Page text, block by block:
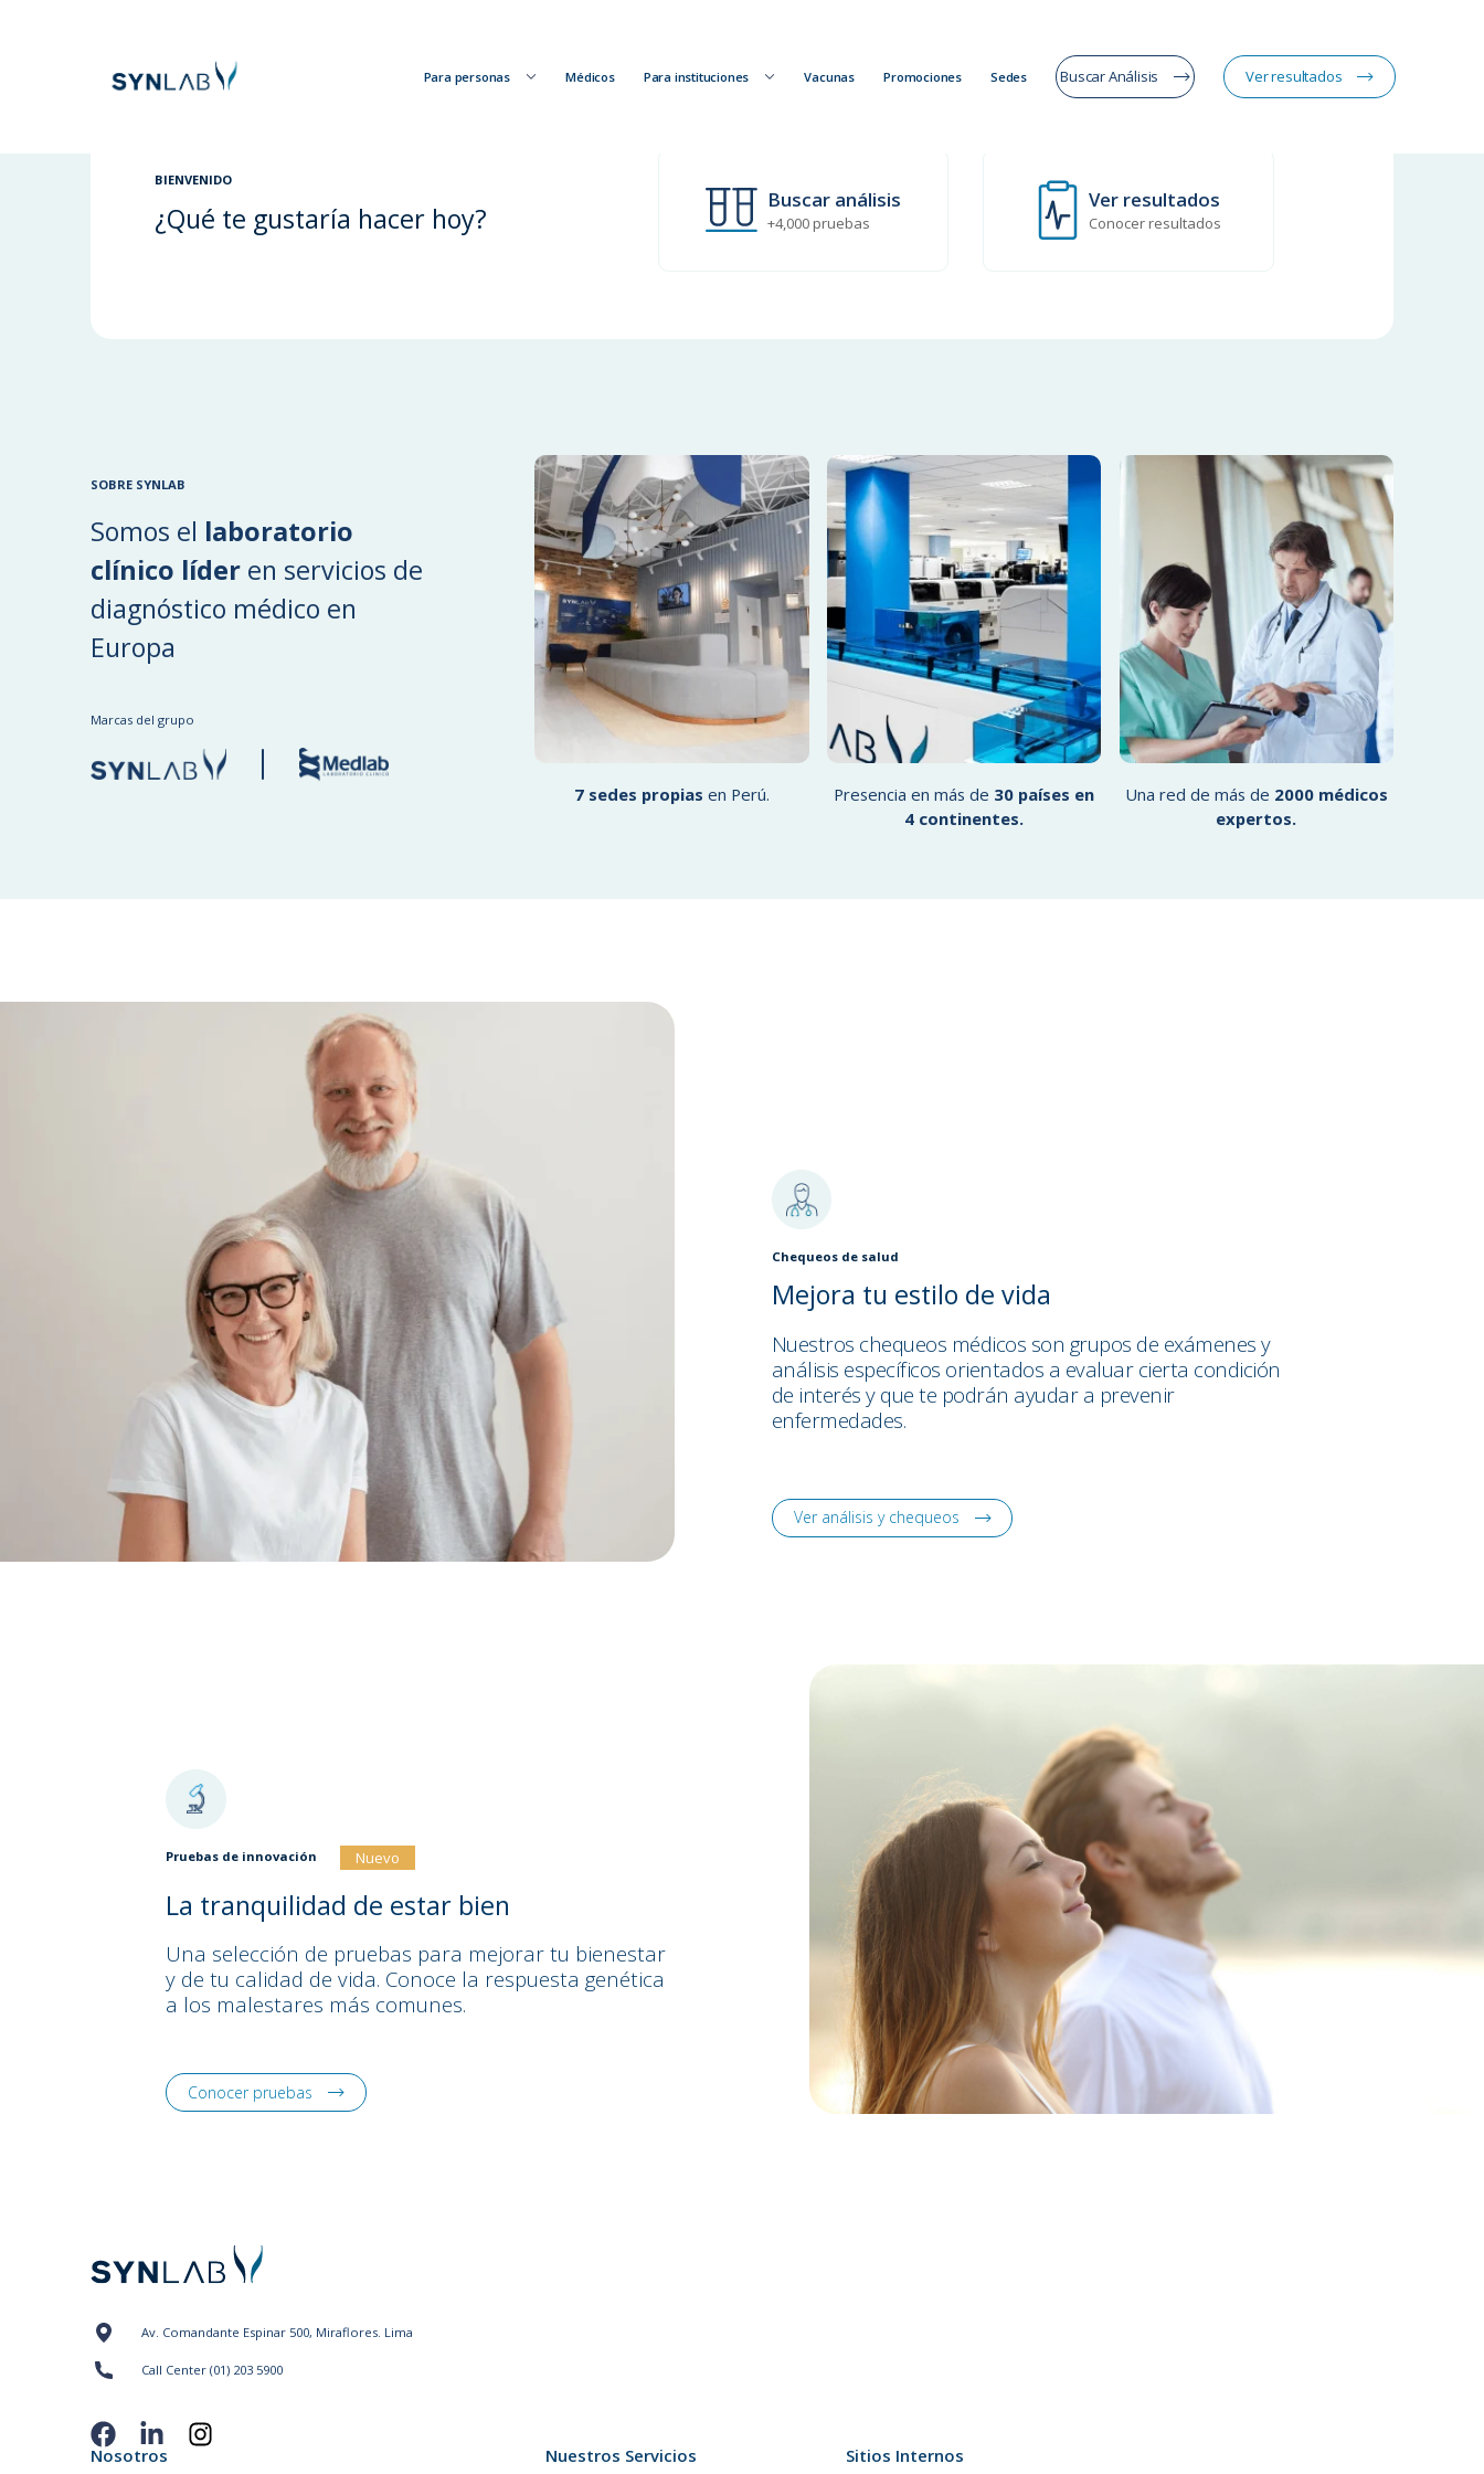
Para personas Médicos Para instituciones Vacunas Promociones Sedes Buscar Análisis Ver resultados
BIENVENIDO
¿Qué te gustaría hacer hoy?
Buscar análisis
+4,000 pruebas
Ver resultados
Conocer resultados
SOBRE SYNLAB
Somos el laboratorio
clínico líder en servicios de
diagnóstico médico en
Europa
Marcas del grupo
7 sedes propias en Perú. Presencia en más de 30 países en
4 continentes.
Una red de más de 2000 médicos
expertos.
Chequeos de salud
Mejora tu estilo de vida
Nuestros chequeos médicos son grupos de exámenes y
análisis específicos orientados a evaluar cierta condición
de interés y que te podrán ayudar a prevenir
enfermedades.
Ver análisis y chequeos
Pruebas de innovación Nuevo
La tranquilidad de estar bien
Una selección de pruebas para mejorar tu bienestar
y de tu calidad de vida. Conoce la respuesta genética
a los malestares más comunes.
Conocer pruebas
Av. Comandante Espinar 500, Miraflores. Lima
Call Center (01) 203 5900
Nosotros Nuestros Servicios Sitios Internos